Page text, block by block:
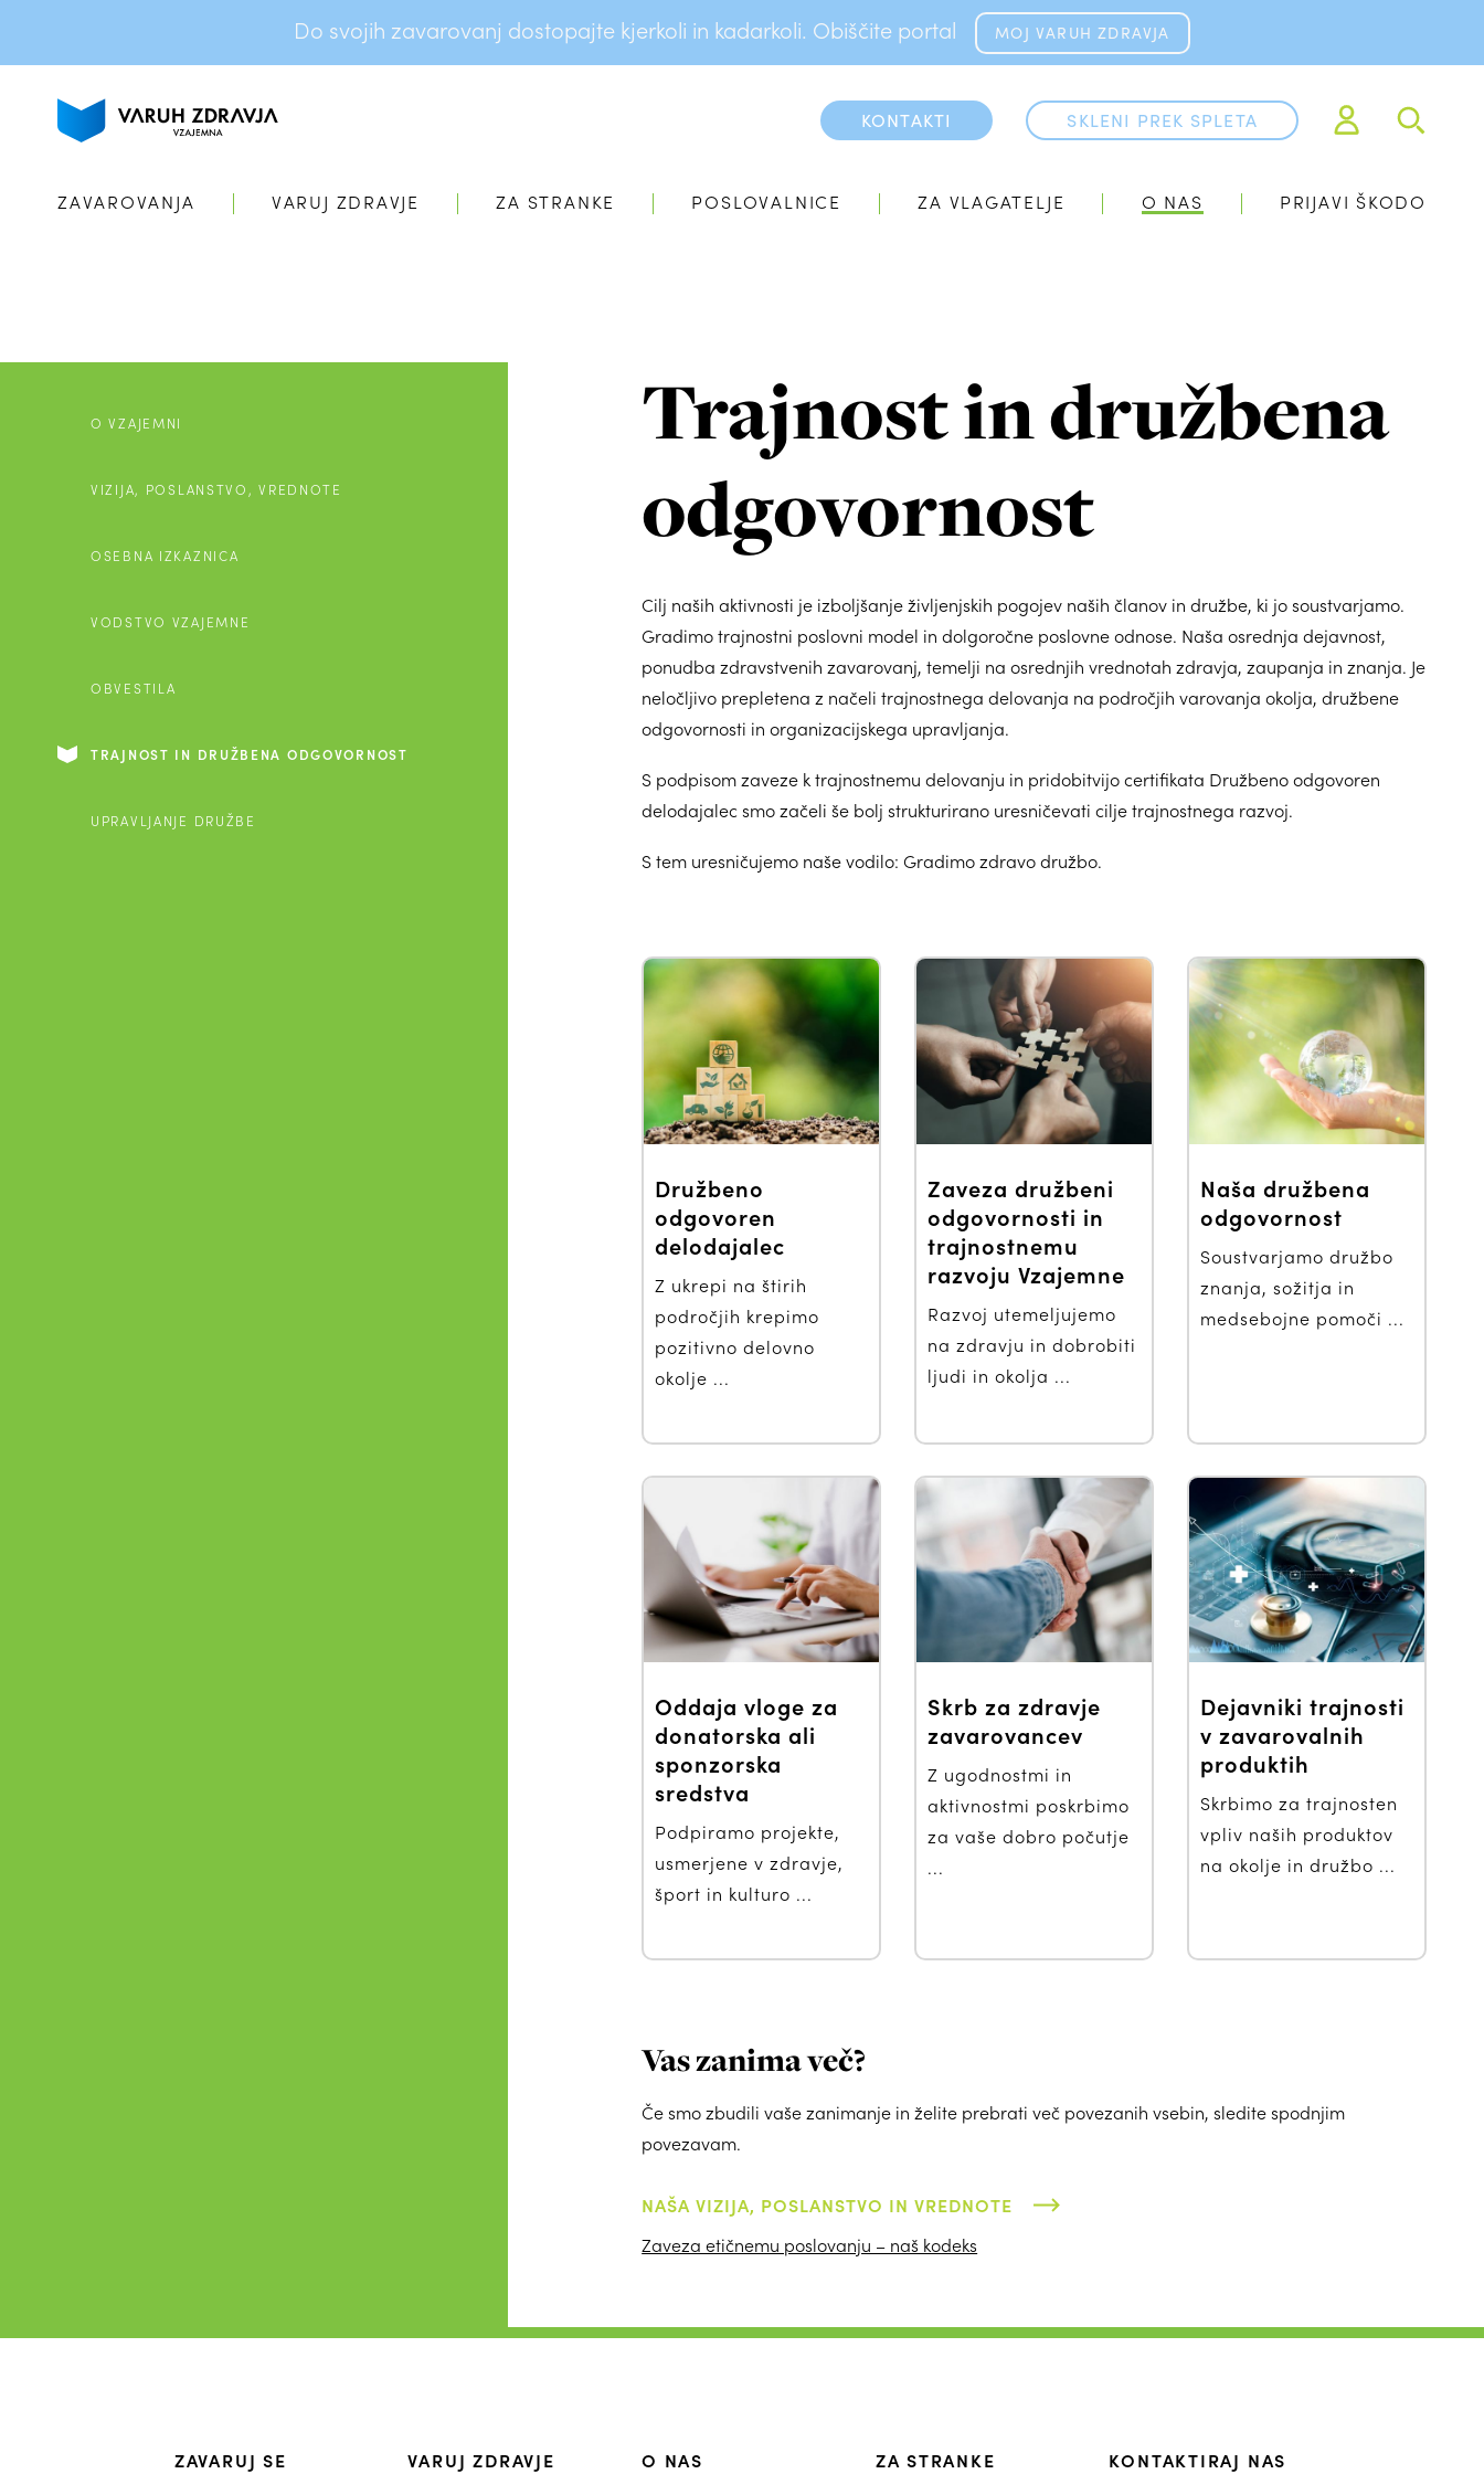
Do svojih zavarovanj dostopajte kjerkoli in kadarkoli. Obiščite portal MOJ VARUH ZDRAVJA
KONTAKTI SKLENI PREK SPLETA
ZAVAROVANJA VARUJ ZDRAVJE ZA STRANKE POSLOVALNICE ZA VLAGATELJE O NAS PRIJAVI ŠKODO
O VZAJEMNI
VIZIJA, POSLANSTVO, VREDNOTE
OSEBNA IZKAZNICA
VODSTVO VZAJEMNE
OBVESTILA
TRAJNOST IN DRUŽBENA ODGOVORNOST
UPRAVLJANJE DRUŽBE
Trajnost in družbena
odgovornost
Cilj naših aktivnosti je izboljšanje življenjskih pogojev naših članov in družbe, ki jo soustvarjamo.
Gradimo trajnostni poslovni model in dolgoročne poslovne odnose. Naša osrednja dejavnost,
ponudba zdravstvenih zavarovanj, temelji na osrednjih vrednotah zdravja, zaupanja in znanja. Je
neločljivo prepletena z načeli trajnostnega delovanja na področjih varovanja okolja, družbene
odgovornosti in organizacijskega upravljanja.
S podpisom zaveze k trajnostnemu delovanju in pridobitvijo certifikata Družbeno odgovoren
delodajalec smo začeli še bolj strukturirano uresničevati cilje trajnostnega razvoj.
S tem uresničujemo naše vodilo: Gradimo zdravo družbo.
Družbeno
odgovoren
delodajalec
Z ukrepi na štirih
področjih krepimo
pozitivno delovno
okolje ...
Zaveza družbeni
odgovornosti in
trajnostnemu
razvoju Vzajemne
Razvoj utemeljujemo
na zdravju in dobrobiti
ljudi in okolja ...
Naša družbena
odgovornost
Soustvarjamo družbo
znanja, sožitja in
medsebojne pomoči ...
Oddaja vloge za
donatorska ali
sponzorska
sredstva
Podpiramo projekte,
usmerjene v zdravje,
šport in kulturo ...
Skrb za zdravje
zavarovancev
Z ugodnostmi in
aktivnostmi poskrbimo
za vaše dobro počutje
...
Dejavniki trajnosti
v zavarovalnih
produktih
Skrbimo za trajnosten
vpliv naših produktov
na okolje in družbo ...
Vas zanima več?
Če smo zbudili vaše zanimanje in želite prebrati več povezanih vsebin, sledite spodnjim
povezavam.
NAŠA VIZIJA, POSLANSTVO IN VREDNOTE
Zaveza etičnemu poslovanju – naš kodeks
ZAVARUJ SE VARUJ ZDRAVJE O NAS ZA STRANKE KONTAKTIRAJ NAS